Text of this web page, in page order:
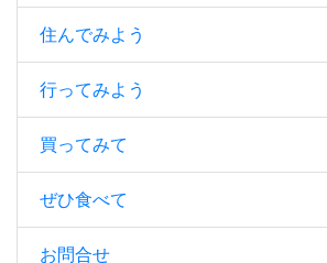
住んでみよう
行ってみよう
買ってみて
ぜひ食べて
お問合せ